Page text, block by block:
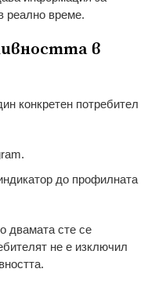
реално време.
в
конкретен потребител
до профилната
двамата сте се
не е изключил